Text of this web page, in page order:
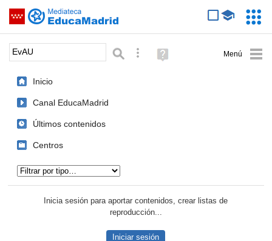
Saltar navegación
Palabra o frase: Búsqueda avanzada
Ayuda
(en
Inicio
Canal EducaMadrid
Últimos contenidos
Centros
Inicia sesión para aportar contenidos, crear listas de
reproducción...
Iniciar sesión